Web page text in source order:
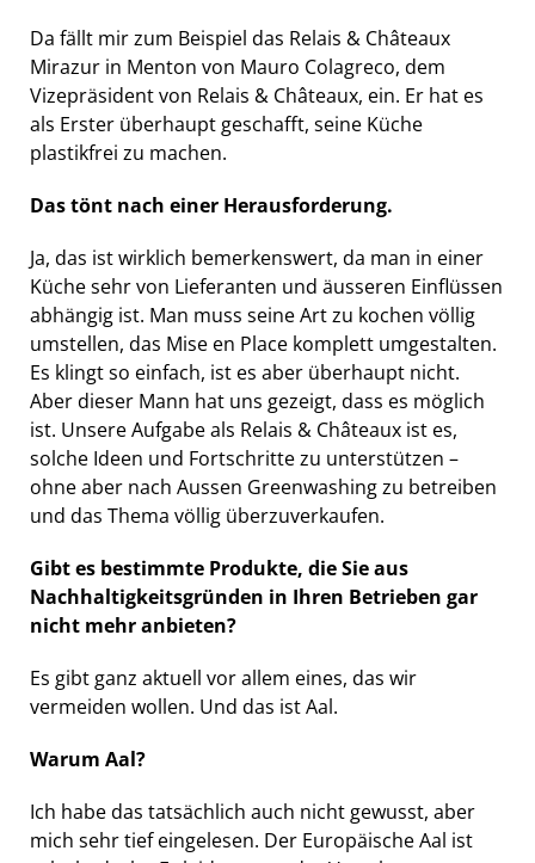
Da fällt mir zum Beispiel das Relais & Châteaux
Mirazur in Menton von Mauro Colagreco, dem
Vizepräsident von Relais & Châteaux, ein. Er hat es
als Erster überhaupt geschafft, seine Küche
plastikfrei zu machen.
Das tönt nach einer Herausforderung.
Ja, das ist wirklich bemerkenswert, da man in einer
Küche sehr von Lieferanten und äusseren Einflüssen
abhängig ist. Man muss seine Art zu kochen völlig
umstellen, das Mise en Place komplett umgestalten.
Es klingt so einfach, ist es aber überhaupt nicht.
Aber dieser Mann hat uns gezeigt, dass es möglich
ist. Unsere Aufgabe als Relais & Châteaux ist es,
solche Ideen und Fortschritte zu unterstützen –
ohne aber nach Aussen Greenwashing zu betreiben
und das Thema völlig überzuverkaufen.
Gibt es bestimmte Produkte, die Sie aus
Nachhaltigkeitsgründen in Ihren Betrieben gar
nicht mehr anbieten?
Es gibt ganz aktuell vor allem eines, das wir
vermeiden wollen. Und das ist Aal.
Warum Aal?
Ich habe das tatsächlich auch nicht gewusst, aber
mich sehr tief eingelesen. Der Europäische Aal ist